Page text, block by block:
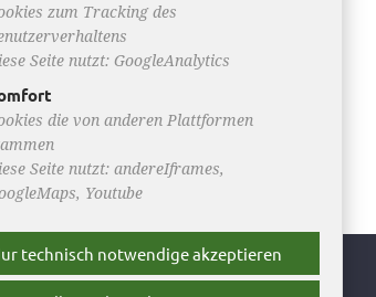
Büddenstedt
Uhr
zum Tracking des
Seite nutzt: GoogleAnalytics
die von anderen Plattformen
Seite nutzt: andereIframes,
Youtube
technisch notwendige akzeptieren